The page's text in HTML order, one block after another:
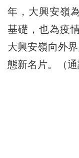
年，大興安嶺
基礎，也為疫
大興安嶺向外
態新名片。（